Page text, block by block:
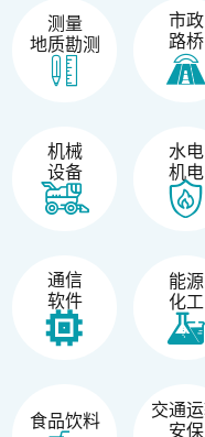
测量
地质勘测
市政
路桥
机械
设备
水电
机电
通信
软件
能源
化工
食品饮料
交通
安保